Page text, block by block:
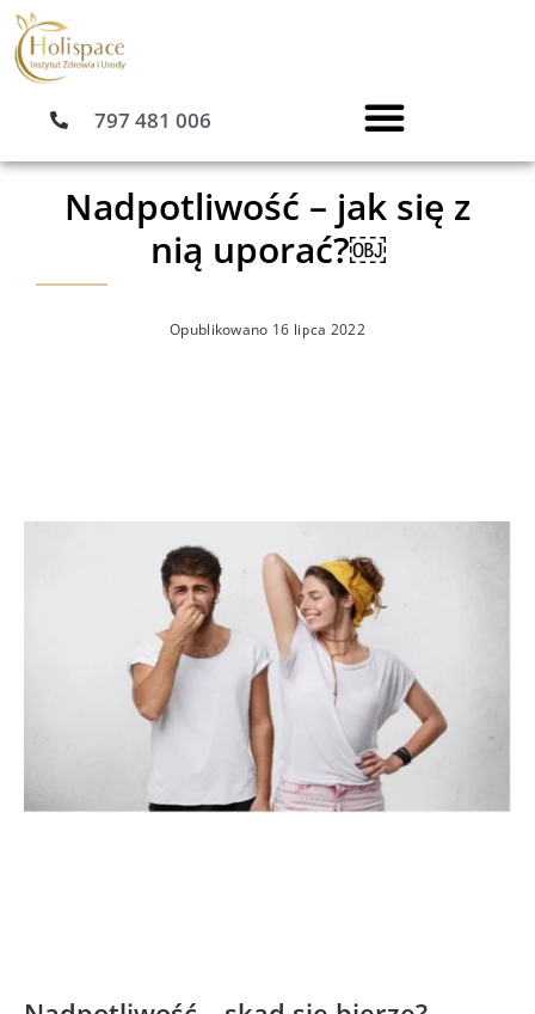
Przejdź
do
treści
797 481 006
Nadpotliwość – jak się z
nią uporać?￼
Opublikowano 16 lipca 2022